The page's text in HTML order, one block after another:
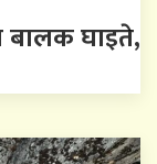
बालक घाइते,